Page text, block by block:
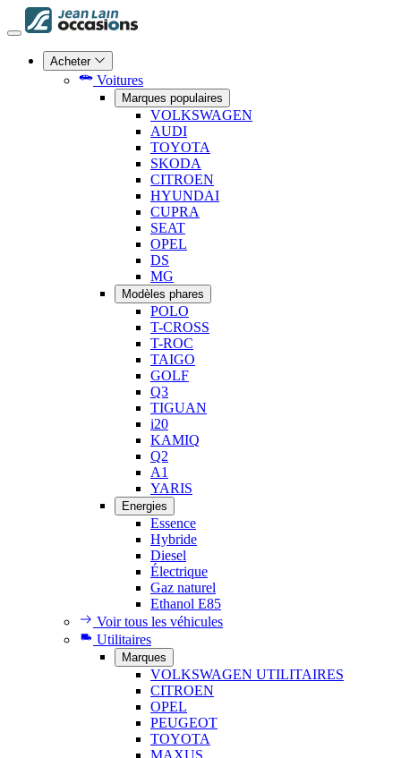
Acheter
Voitures
Marques populaires
VOLKSWAGEN
AUDI
TOYOTA
SKODA
CITROEN
HYUNDAI
CUPRA
SEAT
OPEL
DS
MG
Modèles phares
POLO
T-CROSS
T-ROC
TAIGO
GOLF
Q3
TIGUAN
i20
KAMIQ
Q2
A1
YARIS
Energies
Essence
Hybride
Diesel
Électrique
Gaz naturel
Ethanol E85
Voir tous les véhicules
Utilitaires
Marques
VOLKSWAGEN UTILITAIRES
CITROEN
OPEL
PEUGEOT
TOYOTA